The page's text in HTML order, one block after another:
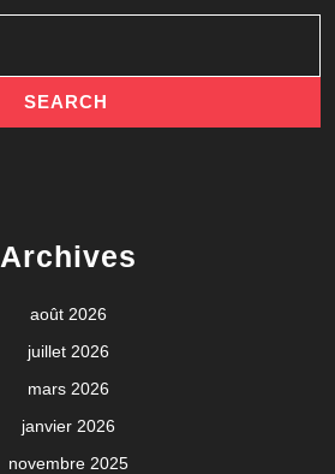
Archives
août 2026
juillet 2026
mars 2026
janvier 2026
novembre 2025